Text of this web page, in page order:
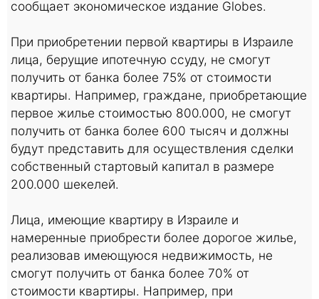
сообщает экономическое издание Globes.
При приобретении первой квартиры в Израиле
лица, берущие ипотечную ссуду, не смогут
получить от банка более 75% от стоимости
квартиры. Например, граждане, приобретающие
первое жилье стоимостью 800.000, не смогут
получить от банка более 600 тысяч и должны
будут представить для осуществления сделки
собственный стартовый капитал в размере
200.000 шекелей.
Лица, имеющие квартиру в Израиле и
намеренные приобрести более дорогое жилье,
реализовав имеющуюся недвижимость, не
смогут получить от банка более 70% от
стоимости квартиры. Например, при